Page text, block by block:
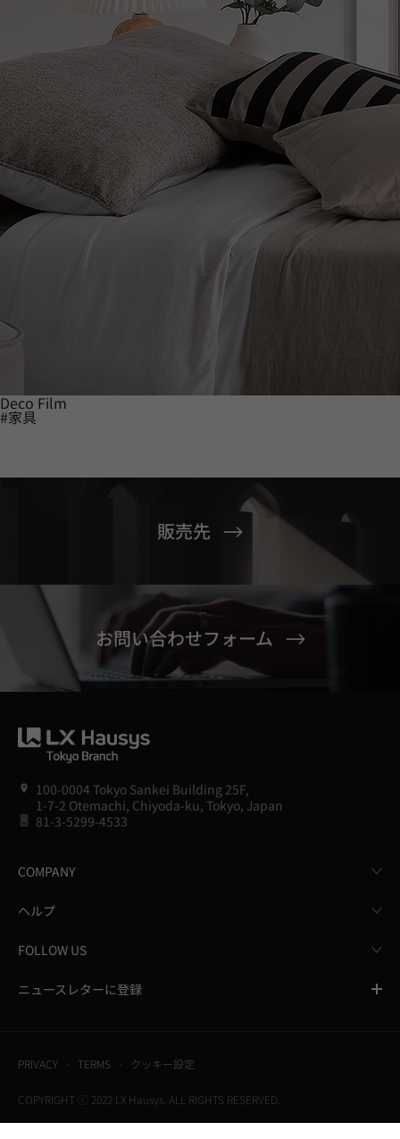
Deco Film
#家具
販売先
お問い合わせフォーム
100-0004 Tokyo Sankei Building 25F,
1-7-2 Otemachi, Chiyoda-ku, Tokyo, Japan
81-3-5299-4533
COMPANY
ヘルプ
FOLLOW US
ニュースレターに登録
PRIVACY TERMS クッキー設定
COPYRIGHT ⓒ 2022 LX Hausys. ALL RIGHTS RESERVED.